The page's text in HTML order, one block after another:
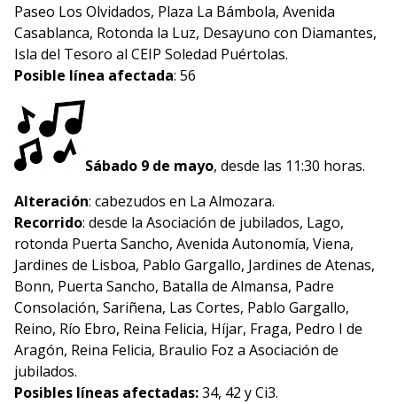
Paseo Los Olvidados, Plaza La Bámbola, Avenida
Casablanca, Rotonda la Luz, Desayuno con Diamantes,
Isla del Tesoro al CEIP Soledad Puértolas.
Posible línea afectada: 56
Sábado 9 de mayo, desde las 11:30 horas.
Alteración: cabezudos en La Almozara.
Recorrido: desde la Asociación de jubilados, Lago,
rotonda Puerta Sancho, Avenida Autonomía, Viena,
Jardines de Lisboa, Pablo Gargallo, Jardines de Atenas,
Bonn, Puerta Sancho, Batalla de Almansa, Padre
Consolación, Sariñena, Las Cortes, Pablo Gargallo,
Reino, Río Ebro, Reina Felicia, Híjar, Fraga, Pedro I de
Aragón, Reina Felicia, Braulio Foz a Asociación de
jubilados.
Posibles líneas afectadas:34, 42 y Ci3.